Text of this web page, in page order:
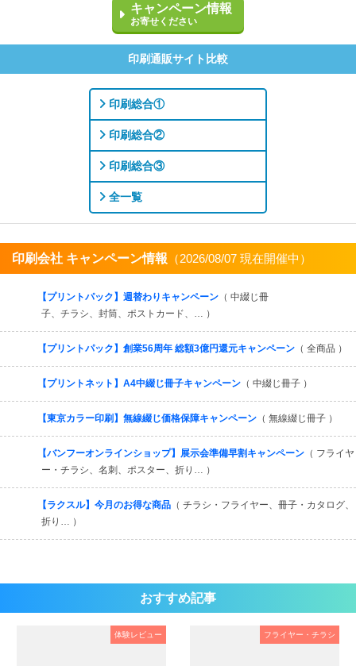
キャンペーン情報
お寄せください
印刷通販サイト比較
印刷総合①
印刷総合②
印刷総合③
全一覧
印刷会社 キャンペーン情報 （2026/08/07 現在開催中）
【プリントパック】週替わりキャンペーン （ 中綴じ冊
子、チラシ、封筒、ポストカード、… ）
【プリントパック】創業56周年 総額3億円還元キャンペーン （ 全商品 ）
【プリントネット】A4中綴じ冊子キャンペーン （ 中綴じ冊子 ）
【東京カラー印刷】無線綴じ価格保障キャンペーン （ 無線綴じ冊子 ）
【バンフーオンラインショップ】展示会準備早割キャンペーン （ フライヤ
ー・チラシ、名刺、ポスター、折り… ）
【ラクスル】今月のお得な商品 （ チラシ・フライヤー、冊子・カタログ、
折り… ）
おすすめ記事
体験レビュー フライヤー・チラシ